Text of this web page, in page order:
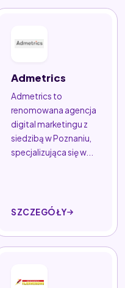
Admetrics
Admetrics to
renomowana agencja
digital marketingu z
siedzibą w Poznaniu,
specjalizująca się w...
SZCZEGÓŁY